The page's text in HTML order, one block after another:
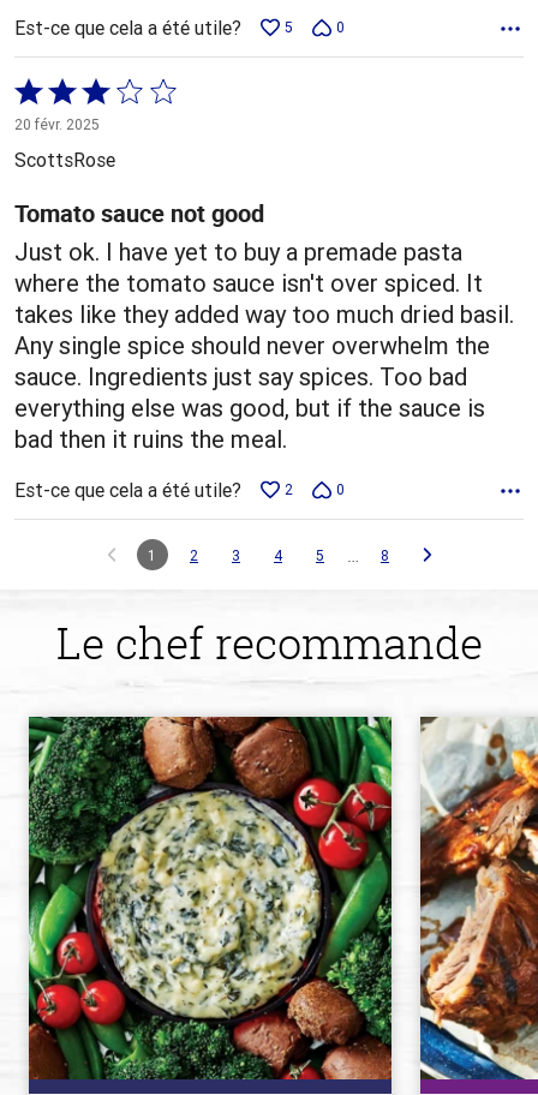
Est-ce que cela a été utile? 5 0
Coté
3 sur
5
20 févr. 2025
ScottsRose
Tomato sauce not good
Just ok. I have yet to buy a premade pasta
where the tomato sauce isn't over spiced. It
takes like they added way too much dried basil.
Any single spice should never overwhelm the
sauce. Ingredients just say spices. Too bad
everything else was good, but if the sauce is
bad then it ruins the meal.
Est-ce que cela a été utile? 2 0
1 2 3 4 5 … 8
Le chef recommande